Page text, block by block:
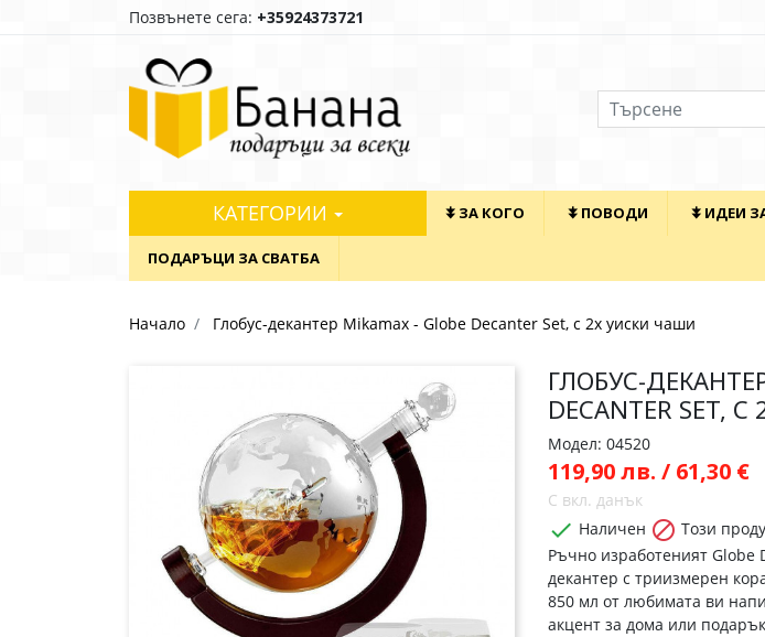
Позвънете сега: +35924373721
КАТЕГОРИИ ⯯ ЗА КОГО ⯯ ПОВОДИ ⯯ ИДЕИ
ПОДАРЪЦИ ЗА СВАТБА
Начало Глобус-декантер Mikamax - Globe Decanter Set, с 2x уиски чаши
ГЛОБУС-ДЕКАНТЕР
DECANTER SET,
Модел: 04520
119,90 лв. / 61,30 €
С вкл. данък
 Наличен  Този
Ръчно изработеният Globe
декантер с триизмерен
850 мл от любимата ви
акцент за дома или